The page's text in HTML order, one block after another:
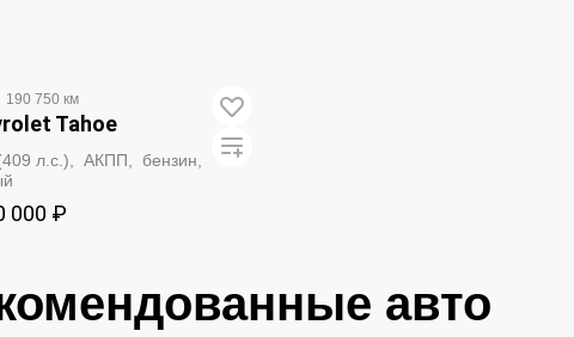
190 750 км
Tahoe
л.с.), АКПП, бензин,
000 ₽
авто